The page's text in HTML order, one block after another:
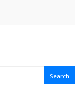
Search